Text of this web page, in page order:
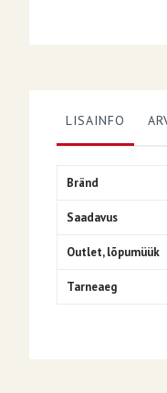
LISAINFO
Bränd
Saadavus
Outlet, lõpumüük
Tarneaeg